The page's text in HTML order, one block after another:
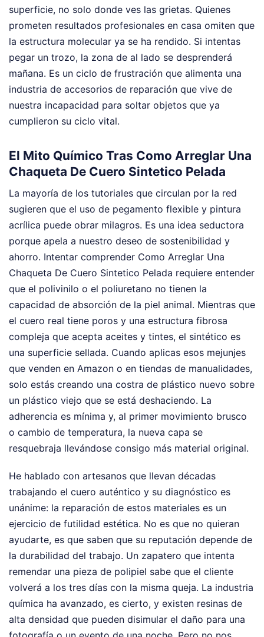
superficie, no solo donde ves las grietas. Quienes
prometen resultados profesionales en casa omiten que
la estructura molecular ya se ha rendido. Si intentas
pegar un trozo, la zona de al lado se desprenderá
mañana. Es un ciclo de frustración que alimenta una
industria de accesorios de reparación que vive de
nuestra incapacidad para soltar objetos que ya
cumplieron su ciclo vital.
El Mito Químico Tras Como Arreglar Una
Chaqueta De Cuero Sintetico Pelada
La mayoría de los tutoriales que circulan por la red
sugieren que el uso de pegamento flexible y pintura
acrílica puede obrar milagros. Es una idea seductora
porque apela a nuestro deseo de sostenibilidad y
ahorro. Intentar comprender Como Arreglar Una
Chaqueta De Cuero Sintetico Pelada requiere entender
que el polivinilo o el poliuretano no tienen la
capacidad de absorción de la piel animal. Mientras que
el cuero real tiene poros y una estructura fibrosa
compleja que acepta aceites y tintes, el sintético es
una superficie sellada. Cuando aplicas esos mejunjes
que venden en Amazon o en tiendas de manualidades,
solo estás creando una costra de plástico nuevo sobre
un plástico viejo que se está deshaciendo. La
adherencia es mínima y, al primer movimiento brusco
o cambio de temperatura, la nueva capa se
resquebraja llevándose consigo más material original.
He hablado con artesanos que llevan décadas
trabajando el cuero auténtico y su diagnóstico es
unánime: la reparación de estos materiales es un
ejercicio de futilidad estética. No es que no quieran
ayudarte, es que saben que su reputación depende de
la durabilidad del trabajo. Un zapatero que intenta
remendar una pieza de polipiel sabe que el cliente
volverá a los tres días con la misma queja. La industria
química ha avanzado, es cierto, y existen resinas de
alta densidad que pueden disimular el daño para una